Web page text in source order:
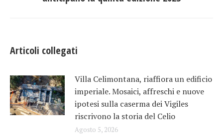
post:
Articoli collegati
Villa Celimontana, riaffiora un edificio
imperiale. Mosaici, affreschi e nuove
ipotesi sulla caserma dei Vigiles
riscrivono la storia del Celio
Agosto 5, 2026